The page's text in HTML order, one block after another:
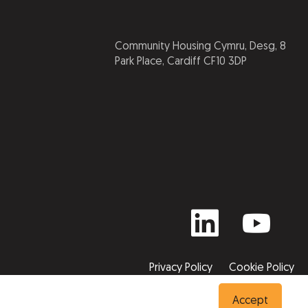
Community Housing Cymru, Desg, 8
Park Place, Cardiff CF10 3DP
Privacy Policy Cookie Policy
Accept